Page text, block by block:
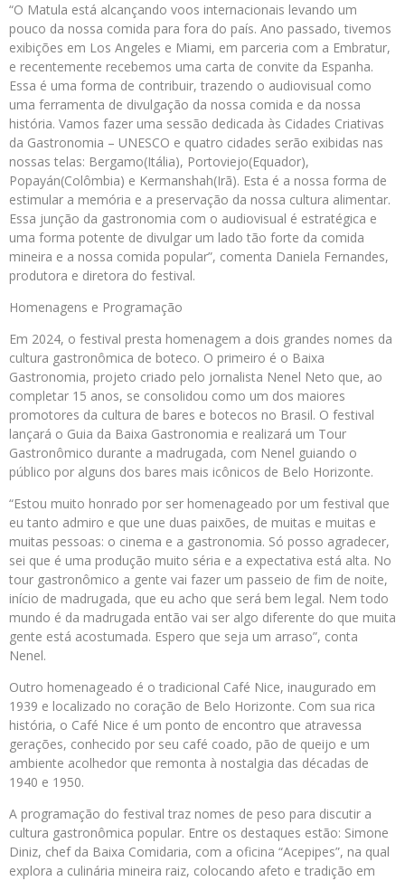
“O Matula está alcançando voos internacionais levando um
pouco da nossa comida para fora do país. Ano passado, tivemos
exibições em Los Angeles e Miami, em parceria com a Embratur,
e recentemente recebemos uma carta de convite da Espanha.
Essa é uma forma de contribuir, trazendo o audiovisual como
uma ferramenta de divulgação da nossa comida e da nossa
história. Vamos fazer uma sessão dedicada às Cidades Criativas
da Gastronomia – UNESCO e quatro cidades serão exibidas nas
nossas telas: Bergamo(Itália), Portoviejo(Equador),
Popayán(Colômbia) e Kermanshah(Irã). Esta é a nossa forma de
estimular a memória e a preservação da nossa cultura alimentar.
Essa junção da gastronomia com o audiovisual é estratégica e
uma forma potente de divulgar um lado tão forte da comida
mineira e a nossa comida popular”, comenta Daniela Fernandes,
produtora e diretora do festival.
Homenagens e Programação
Em 2024, o festival presta homenagem a dois grandes nomes da
cultura gastronômica de boteco. O primeiro é o Baixa
Gastronomia, projeto criado pelo jornalista Nenel Neto que, ao
completar 15 anos, se consolidou como um dos maiores
promotores da cultura de bares e botecos no Brasil. O festival
lançará o Guia da Baixa Gastronomia e realizará um Tour
Gastronômico durante a madrugada, com Nenel guiando o
público por alguns dos bares mais icônicos de Belo Horizonte.
“Estou muito honrado por ser homenageado por um festival que
eu tanto admiro e que une duas paixões, de muitas e muitas e
muitas pessoas: o cinema e a gastronomia. Só posso agradecer,
sei que é uma produção muito séria e a expectativa está alta. No
tour gastronômico a gente vai fazer um passeio de fim de noite,
início de madrugada, que eu acho que será bem legal. Nem todo
mundo é da madrugada então vai ser algo diferente do que muita
gente está acostumada. Espero que seja um arraso”, conta
Nenel.
Outro homenageado é o tradicional Café Nice, inaugurado em
1939 e localizado no coração de Belo Horizonte. Com sua rica
história, o Café Nice é um ponto de encontro que atravessa
gerações, conhecido por seu café coado, pão de queijo e um
ambiente acolhedor que remonta à nostalgia das décadas de
1940 e 1950.
A programação do festival traz nomes de peso para discutir a
cultura gastronômica popular. Entre os destaques estão: Simone
Diniz, chef da Baixa Comidaria, com a oficina “Acepipes”, na qual
explora a culinária mineira raiz, colocando afeto e tradição em